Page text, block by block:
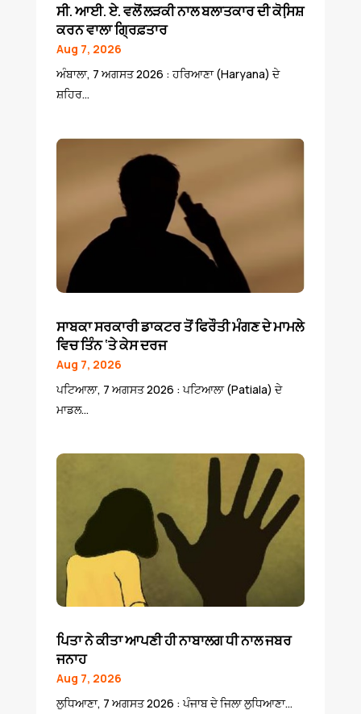
ਸੀ. ਆਈ. ਏ. ਵਲੋਂ ਲੜਕੀ ਨਾਲ ਬਲਾਤਕਾਰ ਦੀ ਕੋਸਿ਼ਸ਼
ਕਰਨ ਵਾਲਾ ਗ੍ਰਿਫ਼ਤਾਰ
Aug 7, 2026
ਅੰਬਾਲਾ, 7 ਅਗਸਤ 2026 : ਹਰਿਆਣਾ (Haryana) ਦੇ
ਸ਼ਹਿਰ...
ਸਾਬਕਾ ਸਰਕਾਰੀ ਡਾਕਟਰ ਤੋਂ ਫਿਰੌਤੀ ਮੰਗਣ ਦੇ ਮਾਮਲੇ
ਵਿਚ ਤਿੰਨ ‘ਤੇ ਕੇਸ ਦਰਜ
Aug 7, 2026
ਪਟਿਆਲਾ, 7 ਅਗਸਤ 2026 : ਪਟਿਆਲਾ (Patiala) ਦੇ
ਮਾਡਲ...
ਪਿਤਾ ਨੇ ਕੀਤਾ ਆਪਣੀ ਹੀ ਨਾਬਾਲਗ ਧੀ ਨਾਲ ਜਬਰ
ਜਨਾਹ
Aug 7, 2026
ਲੁਧਿਆਣਾ, 7 ਅਗਸਤ 2026 : ਪੰਜਾਬ ਦੇ ਜਿਲਾ ਲੁਧਿਆਣਾ...